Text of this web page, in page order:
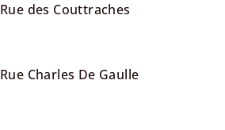
Rue des Couttraches
Rue Charles De Gaulle